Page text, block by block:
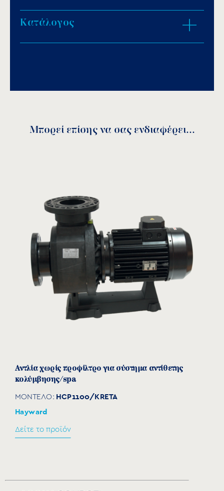
304 και κλείσιμο με έξι βίδες στο καπάκι.
κλείσιμο χωρίς βίδες, με δακτύλιο από
Κωδικός A E F G H1
PPP11 345 275 250 320 120
PPP33 483 315 546 146
Κατάλογος
Μπορεί επίσης να σας ενδιαφέρει...
Αντλία χωρίς προφίλτρο για σύστημα αντίθετης
κολύμβησης/spa
ΜΟΝΤΕΛΟ: HCP1100/KRETA
Hayward
Δείτε το προϊόν